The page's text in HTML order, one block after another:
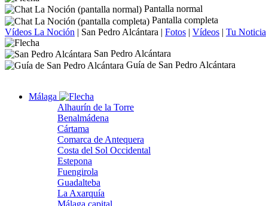
Pantalla normal
Pantalla completa
Vídeos La Noción | San Pedro Alcántara | Fotos | Vídeos | Tu Noticia
San Pedro Alcántara
Guía de San Pedro Alcántara
Málaga
Alhaurín de la Torre
Benalmádena
Cártama
Comarca de Antequera
Costa del Sol Occidental
Estepona
Fuengirola
Guadalteba
La Axarquía